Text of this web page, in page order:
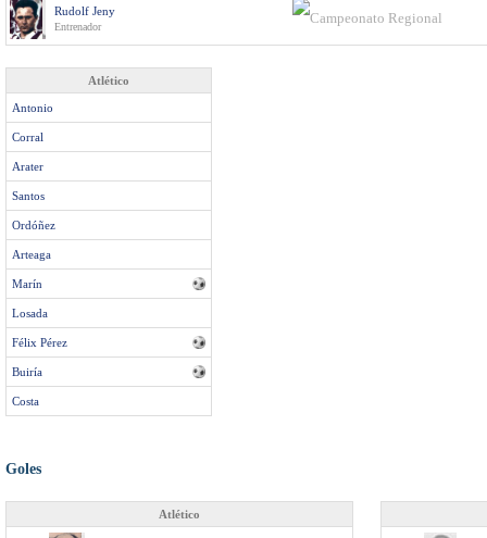
Rudolf Jeny
Entrenador
Atlético
Antonio
Corral
Arater
Santos
Ordóñez
Arteaga
Marín
Losada
Félix Pérez
Buiría
Costa
Goles
Atlético